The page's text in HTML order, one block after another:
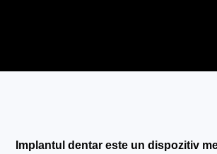
Implantul dentar este un dispozitiv